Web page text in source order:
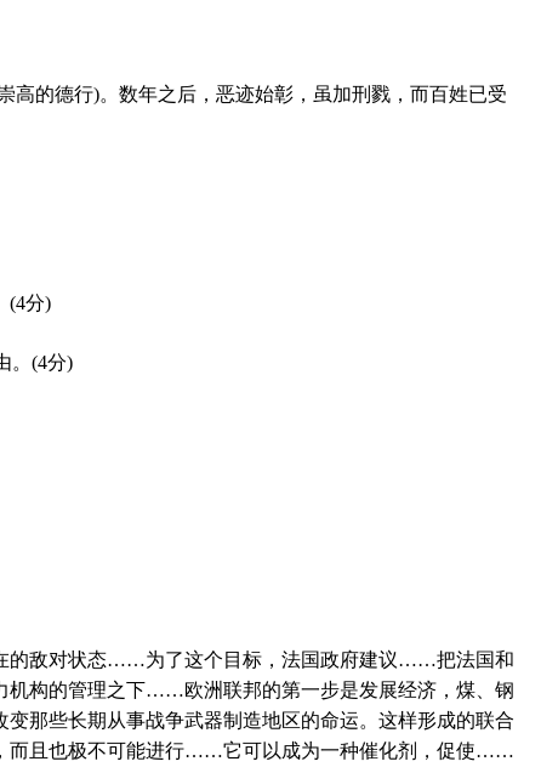
高的德行)。数年之后，恶迹始彰，虽加刑戮，而百姓已受
(4分)
。(4分)
的敌对状态……为了这个目标，法国政府建议……把法国和
机构的管理之下……欧洲联邦的第一步是发展经济，煤、钢
那些长期从事战争武器制造地区的命运。这样形成的联合
而且也极不可能进行……它可以成为一种催化剂，促使……